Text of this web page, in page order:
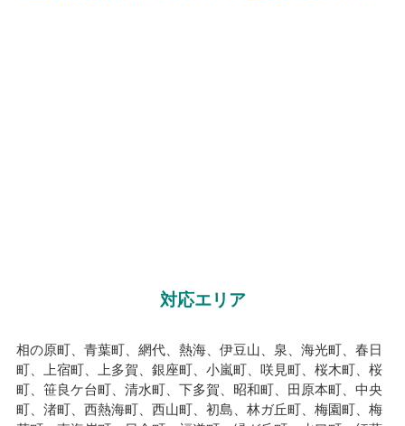
対応エリア
相の原町、青葉町、網代、熱海、伊豆山、泉、海光町、春日
町、上宿町、上多賀、銀座町、小嵐町、咲見町、桜木町、桜
町、笹良ケ台町、清水町、下多賀、昭和町、田原本町、中央
町、渚町、西熱海町、西山町、初島、林ガ丘町、梅園町、梅